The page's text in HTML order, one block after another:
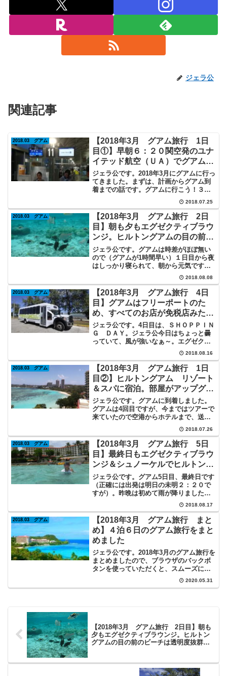
ジェラ公
関連記事
2018.03 グアム
【2018年3月 グアム旅行 1日
目①】早朝６：２０関空発のユナ
イテッド航空（ＵＡ）でグアム
へ。初・飛鳥ラウンジ入室。
ジェラ公です。2018年3月にグアムに行っ
てきました。まずは、計画からグアム到
着までの話です。グアムに行こう！３月
で娘が小学校を卒業します。ジェラ公マ
イルを使って、卒業旅行に行こう！国内
では、沖縄・北海道とも18000マイル（ハ
イシーズン・...
2018.07.25
2018.03 グアム
【2018年3月 グアム旅行 2日
目】朝も夕もエグゼクティブラウ
ンジ。ヒルトングアムの目の前の
ビーチは透明度抜群でシュノーケ
ル最高！ヒルトングアムを満喫。
ジェラ公です。グアムは時差がほぼ無い
ので（グアムが1時間早い）１日目から夜
はしっかり寝られて、朝から元気です。
ジェラ公近いし、昨日は午前発着やった
から、楽やわ～！朝食はエグゼクティブ
ルームで「ホテルのカードキーをかざせ
ばエグゼクティブラウン...
2018.08.08
2018.03 グアム
【2018年3月 グアム旅行 4日
目】グアムはフリーポートのた
め、すべてのお店が免税店みたい
なもの。準州のため州税（消費
税）もかからないショッピング天
国です！
ジェラ公です。4日目は、ＳＨＯＰＰＩＮ
Ｇ ＤＡＹ。ジェラ公今日はちょっと曇
っていて、風が強いなぁ～。エグゼクテ
ィブラウンジで朝食今日もラウンジにお
世話になります。おでかけするので、し
っかり食べておきましょう。グアムでシ
ョッピングＬＡＭＬＡＭ...
2018.08.16
2018.03 グアム
【2018年3月 グアム旅行 1日
目②】ヒルトングアム リゾート
＆スパに宿泊。部屋がアップグレ
ード＆エグゼクティブラウンジ利
用可に。夕食は「アイランダー・
テラス」でステーキ・ロブスタ
ー・ビール食べ飲み放題！
ジェラ公です。グアムに到着しました。
グアムは4回目ですが、今まではツアーで
来ていたので空港からホテルまで、送迎
がありました。今回は飛行機は特典航空
券で来たので、空港からホテルまではタ
クシーで移動。＄15+チップで＄20ドル
ほどです。グアムは...
2018.07.26
2018.03 グアム
【2018年3月 グアム旅行 5日
目】最終日もエグゼクティブラウ
ンジ＆シュノーケルでヒルトング
アムを満喫！また来たいなぁ～。
ジェラ公です。グアム5日目、最終日です
（正確には出発は明日の未明２：２０で
すが）。昨晩は初めて雨が降りました
が、今はあがっています。「ヒルトング
アム リゾート＆スパ」での最終日エグ
ゼクティブラウンジで朝食カリカリベー
コンにスクランブルエッグ...
2018.08.17
2018.03 グアム
【2018年3月 グアム旅行 まと
め】４泊６日のグアム旅行をまと
めました
ジェラ公です。2018年3月のグアム旅行を
まとめましたので、ブラウザのバックボ
タンを使っていただくと、スムーズに時
系列で見られると思います。よろしくお
願いします。１日目 １０年ぶりのグア
2020.05.31
【2018年3月 グアム旅行 2日目】朝も
夕もエグゼクティブラウンジ。ヒルトン
グアムの目の前のビーチは透明度抜群で